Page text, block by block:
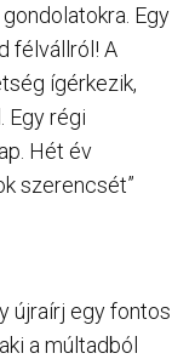
Egy
félvállról! A
ígérkezik,
Egy régi
Hét év
szerencsét”
újraírj egy fontos
a múltadból